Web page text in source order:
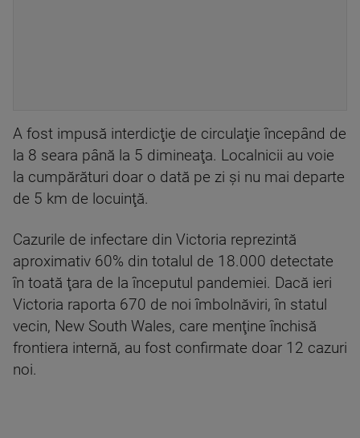
A fost impusă interdicţie de circulaţie începând de
la 8 seara până la 5 dimineaţa. Localnicii au voie
la cumpărături doar o dată pe zi şi nu mai departe
de 5 km de locuinţă.
Cazurile de infectare din Victoria reprezintă
aproximativ 60% din totalul de 18.000 detectate
în toată ţara de la începutul pandemiei. Dacă ieri
Victoria raporta 670 de noi îmbolnăviri, în statul
vecin, New South Wales, care menţine închisă
frontiera internă, au fost confirmate doar 12 cazuri
noi.